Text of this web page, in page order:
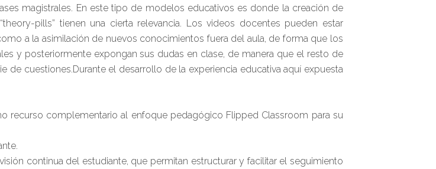
magistrales. En este tipo de modelos educativos es donde la creación de
pills” tienen una cierta relevancia. Los videos docentes pueden estar
a la asimilación de nuevos conocimientos fuera del aula, de forma que los
y posteriormente expongan sus dudas en clase, de manera que el resto de
de cuestiones.Durante el desarrollo de la experiencia educativa aquí expuesta
recurso complementario al enfoque pedagógico Flipped Classroom para su
continua del estudiante, que permitan estructurar y facilitar el seguimiento